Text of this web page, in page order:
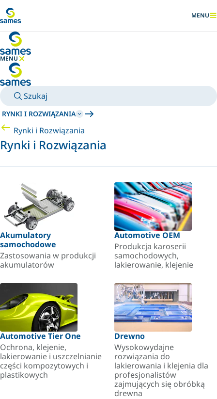
POKAŻ
MENU
MENU
UKRYJ MENU
Szukaj
RYNKI I ROZWIĄZANIA
Rynki i Rozwiązania
Rynki i Rozwiązania
Akumulatory
samochodowe
Zastosowania w produkcji
akumulatorów
Automotive OEM
Produkcja karoserii
samochodowych,
lakierowanie, klejenie
Automotive Tier One
Ochrona, klejenie,
lakierowanie i uszczelnianie
części kompozytowych i
plastikowych
Drewno
Wysokowydajne
rozwiązania do
lakierowania i klejenia dla
profesjonalistów
zajmujących się obróbką
drewna